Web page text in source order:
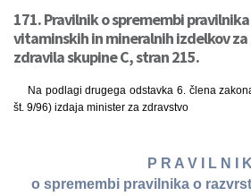
171. Pravilnik o spremembi
vitaminskih in mineralnih izdelkov
zdravila skupine C, stran 215.
Na podlagi drugega odstavka 6. člena
št. 9/96) izdaja minister za zdravstvo
P R A V I L N I K
o spremembi pravilnika o